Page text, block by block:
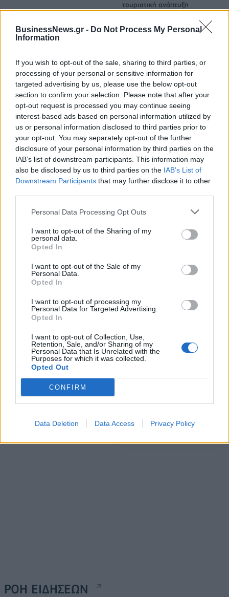
BusinessNews.gr - Do Not Process My Personal
Information
If you wish to opt-out of the sale, sharing to third parties, or
processing of your personal or sensitive information for
targeted advertising by us, please use the below opt-out
section to confirm your selection. Please note that after your
opt-out request is processed you may continue seeing
interest-based ads based on personal information utilized by
us or personal information disclosed to third parties prior to
your opt-out. You may separately opt-out of the further
disclosure of your personal information by third parties on the
IAB’s list of downstream participants. This information may
also be disclosed by us to third parties on the IAB’s List of
Downstream Participants that may further disclose it to other
Personal Data Processing Opt Outs
I want to opt-out of the Sharing of my
personal data.
Opted In
I want to opt-out of the Sale of my
Personal Data.
Opted In
I want to opt-out of processing my
Personal Data for Targeted Advertising.
Opted In
I want to opt-out of Collection, Use,
Retention, Sale, and/or Sharing of my
Personal Data that Is Unrelated with the
Purposes for which it was collected.
Opted Out
CONFIRM
Data Deletion Data Access Privacy Policy
τουριστική ανάπτυξη
Το FIAT 500 Hybrid τώρα από
18.990 ευρώ
Ατρόμητος και Novibet
συνεχίζουν μαζί: Ανανέωση της
συνεργασίας τους μέχρι το
2028
18η συνεχόμενη χρονιά για τον ΟΤΕ στη διεθνή σειρά δεικτών
FTSE4Good
πύλες του σε όλους
ΠΕΡΙΣΣΌΤΕΡΑ ΣΕ ΑΥΤΉ ΤΗΝ ΚΑΤΗΓΟΡΊΑ
ΕΛΣΤΑΤ: Αύξηση 31,3%
στον αριθμό των νέων
αυτοκινήτων τον Αύγουστο
11/09/2017 - 03:00
Κυρ. Μητσοτάκης:
μήνυμα στους ξένους
Eldorado"
ΡΟΗ ΕΙΔΗΣΕΩΝ